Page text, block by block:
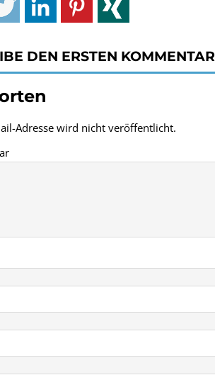
DEN ERSTEN KOMMENTAR
Adresse wird nicht veröffentlicht.